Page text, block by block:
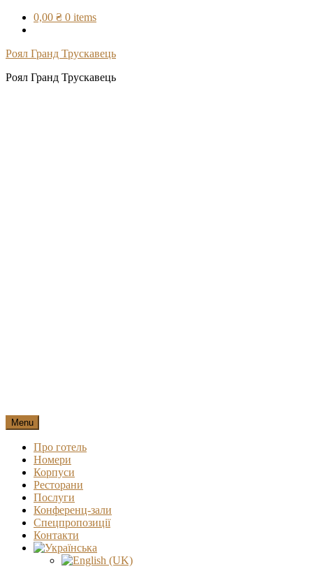
Skip
0,00 ₴ 0 items
Роял Гранд Трускавець
Роял Гранд Трускавець
Menu
Про готель
Номери
Корпуси
Ресторани
Послуги
Конференц-зали
Спецпропозиції
Контакти